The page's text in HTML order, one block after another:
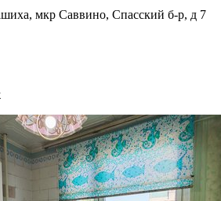
мкр Саввино, Спасский б-р, д 7